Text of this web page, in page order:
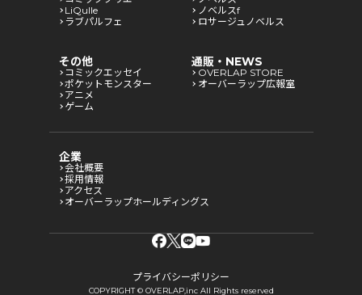
LiQulle
ラブパルフェ
ノベルスf
ロサージュノベルス
その他
コミックエッセイ
ポケットモンスター
アニメ
ゲーム
通販・NEWS
OVERLAP STORE
オーバーラップ広報室
企業
会社概要
採用情報
アクセス
オーバーラップホールディングス
プライバシーポリシー
COPYRIGHT © OVERLAP,inc All Rights reserved